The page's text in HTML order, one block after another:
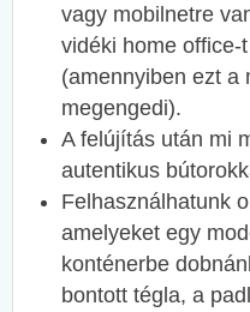
vagy mobilnetre
vidéki home office-
(amennyiben ezt a
megengedi).
A felújítás után mi
autentikus
Felhasználhatunk
amelyeket egy
konténerbe
bontott tégla, a